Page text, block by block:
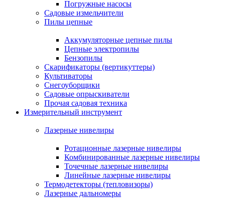
Погружные насосы
Садовые измельчители
Пилы цепные
Аккумуляторные цепные пилы
Цепные электропилы
Бензопилы
Скарификаторы (вертикуттеры)
Культиваторы
Снегоуборщики
Садовые опрыскиватели
Прочая садовая техника
Измерительный инструмент
Лазерные нивелиры
Ротационные лазерные нивелиры
Комбинированные лазерные нивелиры
Точечные лазерные нивелиры
Линейные лазерные нивелиры
Термодетекторы (тепловизоры)
Лазерные дальномеры